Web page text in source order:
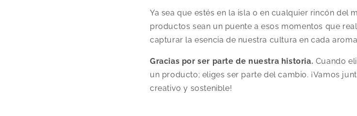
Ya sea que estés en la isla o en cualquier rincón del
productos sean un puente a esos momentos que
capturar la esencia de nuestra cultura en cada
Gracias por ser parte de nuestra historia. Cuando
un producto; eliges ser parte del cambio. ¡Vamos
creativo y sostenible!